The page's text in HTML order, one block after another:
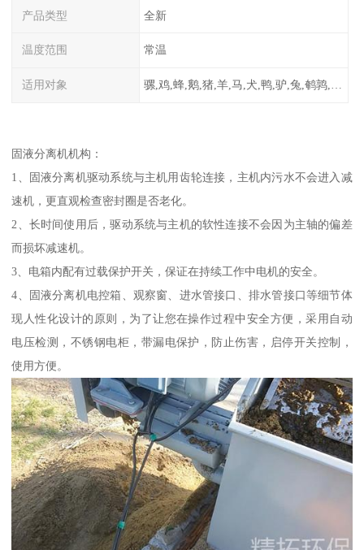
产品类型 全新
温度范围 常温
适用对象 骡,鸡,蜂,鹅,猪,羊,马,犬,鸭,驴,兔,鹌鹑,牛,鸽
固液分离机机构：
1、固液分离机驱动系统与主机用齿轮连接，主机内污水不会进入减
速机，更直观检查密封圈是否老化。
2、长时间使用后，驱动系统与主机的软性连接不会因为主轴的偏差
而损坏减速机。
3、电箱内配有过载保护开关，保证在持续工作中电机的安全。
4、固液分离机电控箱、观察窗、进水管接口、排水管接口等细节体
现人性化设计的原则，为了让您在操作过程中安全方便，采用自动
电压检测，不锈钢电柜，带漏电保护，防止伤害，启停开关控制，
使用方便。